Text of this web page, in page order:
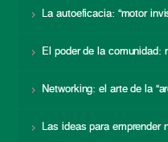
La autoeficacia: “motor
El poder de la comunidad:
Networking: el arte de la
Las ideas para emprender